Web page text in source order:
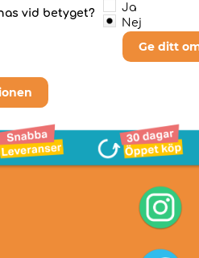
vid betyget?
Ja
Nej
Ge ditt